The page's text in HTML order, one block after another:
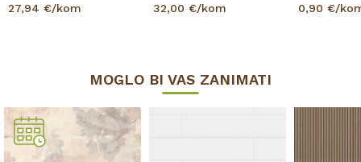
27,94 €/kom 32,00 €/kom 0,90 €/
MOGLO BI VAS ZANIMATI